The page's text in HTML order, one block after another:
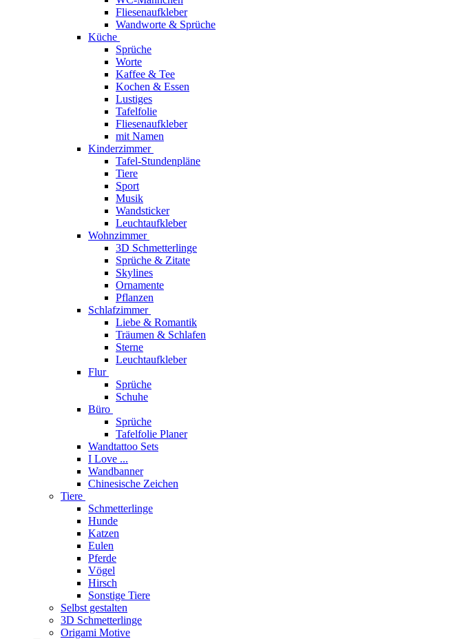
Fliesenaufkleber
Wandworte & Sprüche
Küche
Sprüche
Worte
Kaffee & Tee
Kochen & Essen
Lustiges
Tafelfolie
Fliesenaufkleber
mit Namen
Kinderzimmer
Tafel-Stundenpläne
Tiere
Sport
Musik
Wandsticker
Leuchtaufkleber
Wohnzimmer
3D Schmetterlinge
Sprüche & Zitate
Skylines
Ornamente
Pflanzen
Schlafzimmer
Liebe & Romantik
Träumen & Schlafen
Sterne
Leuchtaufkleber
Flur
Sprüche
Schuhe
Büro
Sprüche
Tafelfolie Planer
Wandtattoo Sets
I Love ...
Wandbanner
Chinesische Zeichen
Tiere
Schmetterlinge
Hunde
Katzen
Eulen
Pferde
Vögel
Hirsch
Sonstige Tiere
Selbst gestalten
3D Schmetterlinge
Origami Motive